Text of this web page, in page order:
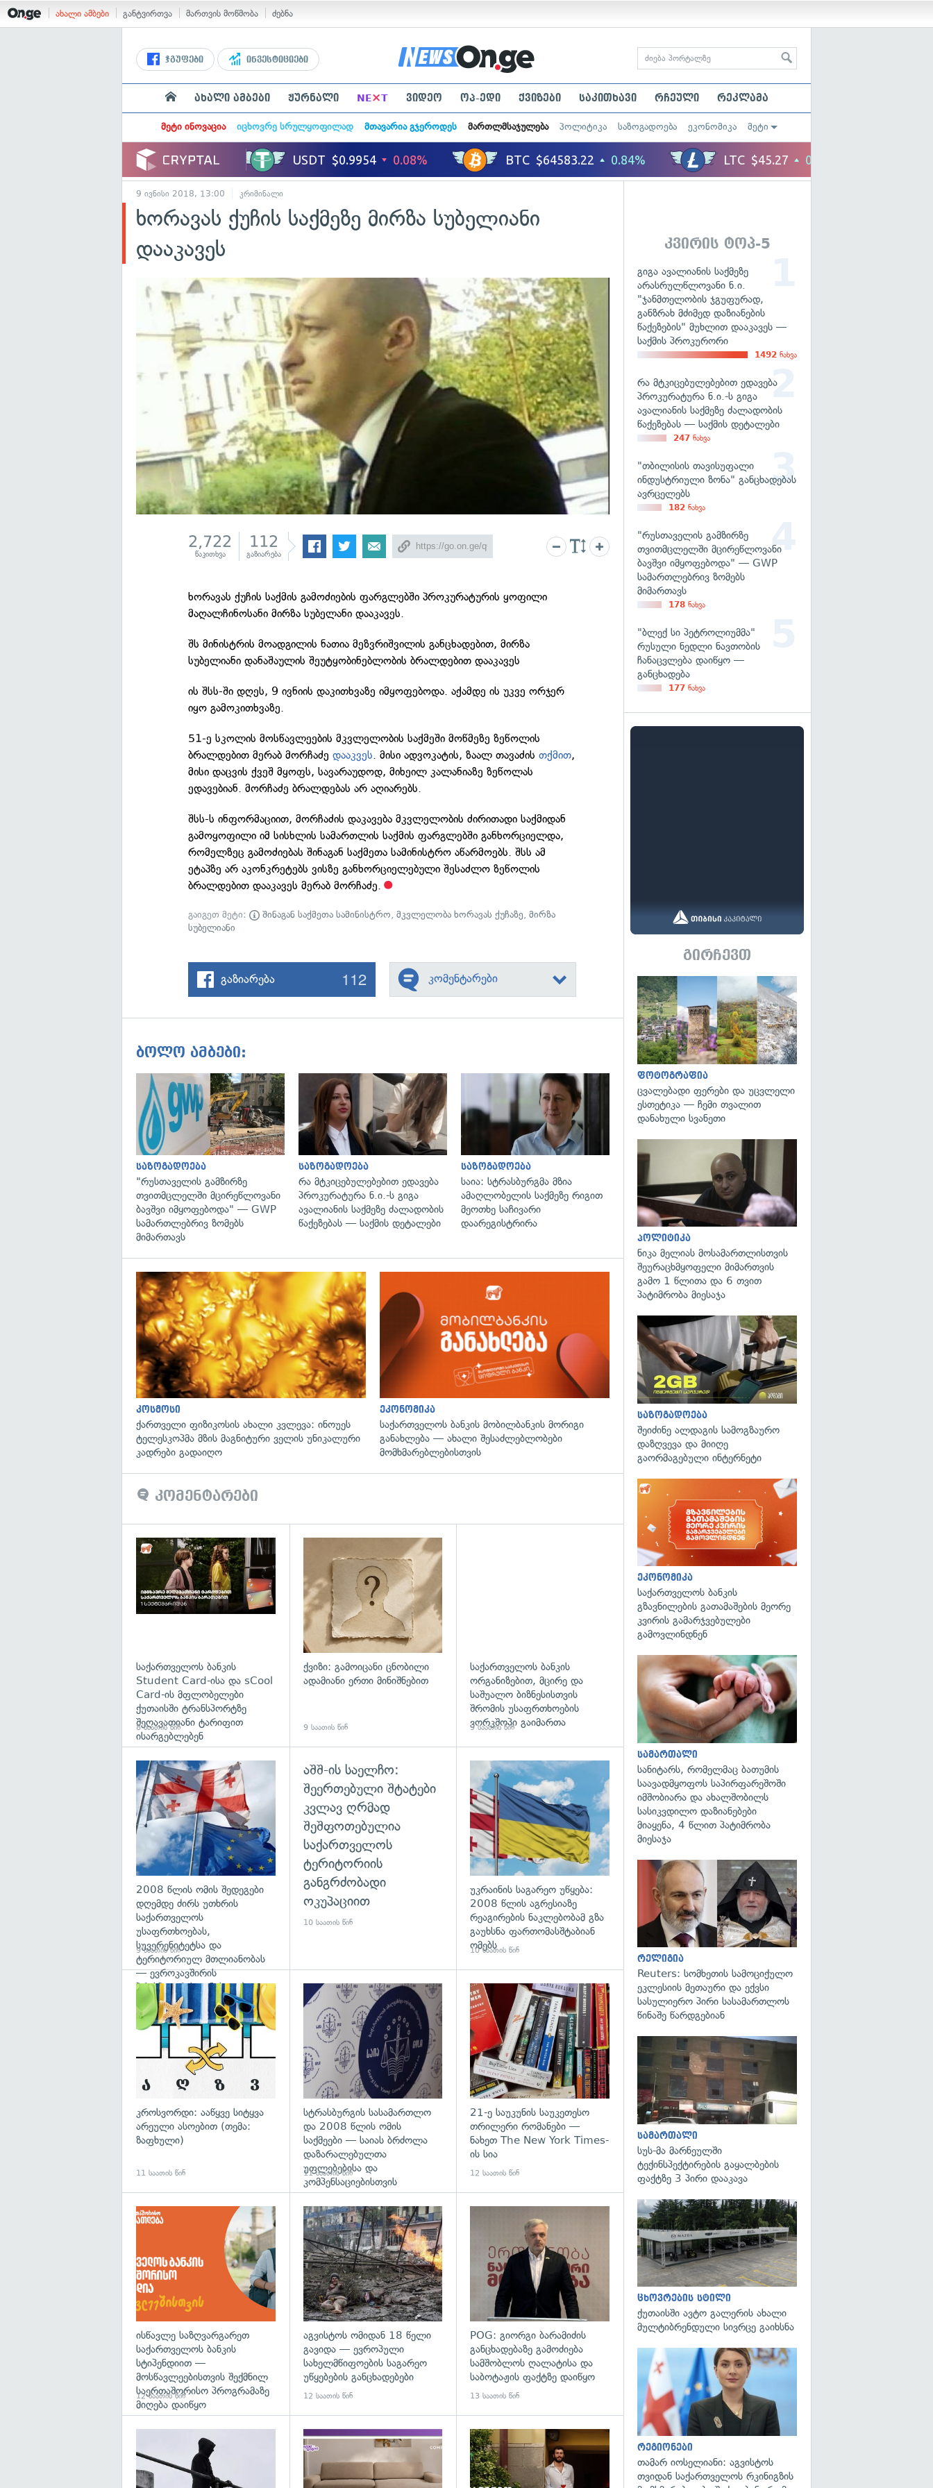
ახალი ამბები განტვირთვა მართვის მოწმობა ძებნა
ჯგუფები ინვესტიციები
ახალი ამბები ჟურნალი NE×T ვიდეო ოპ-ედი ქვიზები საკითხავი რჩეული რეკლამა
მეტი ინოვაცია იცხოვრე სრულყოფილად მთავარია გჯეროდეს მართლმსაჯულება პოლიტიკა საზოგადოება ეკონომიკა მეტი
9 ივნისი 2018, 13:00 კრიმინალი
ხორავას ქუჩის საქმეზე მირზა სუბელიანი
დააკავეს
2,722
წაკითხვა
112
გაზიარება
ხორავას ქუჩის საქმის გამოძიების ფარგლებში პროკურატურის ყოფილი
მაღალჩინოსანი მირზა სუბელანი დააკავეს.
შს მინისტრის მოადგილის ნათია მეზვრიშვილის განცხადებით, მირზა
სუბელიანი დანაშაულის შეუტყობინებლობის ბრალდებით დააკავეს
ის შსს-ში დღეს, 9 ივნიის დაკითხვაზე იმყოფებოდა. აქამდე ის უკვე ორჯერ
იყო გამოკითხვაზე.
51-ე სკოლის მოსწავლეების მკვლელობის საქმეში მოწმეზე ზეწოლის
ბრალდებით მერაბ მორჩაძედააკვეს. მისი ადვოკატის, ზაალ თავაძისთქმით,
მისი დაცვის ქვეშ მყოფს, სავარაუდოდ, მიხეილ კალანიაზე ზეწოლას
ედავებიან. მორჩაძე ბრალდებას არ აღიარებს.
შსს-ს ინფორმაციით, მორჩაძის დაკავება მკვლელობის ძირითადი საქმიდან
გამოყოფილი იმ სისხლის სამართლის საქმის ფარგლებში განხორციელდა,
რომელზეც გამოძიებას შინაგან საქმეთა სამინისტრო აწარმოებს. შსს ამ
ეტაპზე არ აკონკრეტებს ვისზე განხორციელებული შესაძლო ზეწოლის
ბრალდებით დააკავეს მერაბ მორჩაძე.
გაიგეთ მეტი: შინაგან საქმეთა სამინისტრო,მკვლელობა ხორავას ქუჩაზე,მირზა
სუბელიანი
გაზიარება 112 კომენტარები
ბოლო ამბები:
გადახედვა
საზოგადოება
"რუსთაველის გამზირზე
თვითმცლელში მცირეწლოვანი
ბავშვი იმყოფებოდა" — GWP
სამართლებრივ ზომებს
მიმართავს
გადახედვა
საზოგადოება
რა მტკიცებულებებით ედავება
პროკურატურა ნ.ი.-ს გიგა
ავალიანის საქმეზე ძალადობის
წაქეზებას — საქმის დეტალები
გადახედვა
საზოგადოება
საია: სტრასბურგმა მზია
ამაღლობელის საქმეზე რიგით
მეოთხე საჩივარი
დაარეგისტრირა
კოსმოსი
ქართველი ფიზიკოსის ახალი კვლევა: ინოუეს
ტელესკოპმა მზის მაგნიტური ველის უნიკალური
კადრები გადაიღო
ეკონომიკა
საქართველოს ბანკის მობილბანკის მორიგი
განახლება — ახალი შესაძლებლობები
მომხმარებლებისთვის
კომენტარები
საქართველოს ბანკის
Student Card-ისა და sCool
Card-ის მფლობელები
ქუთაისში ტრანსპორტზე
შეღავათიანი ტარიფით
ისარგებლებენ
8 საათის წინ
ქვიზი: გამოიცანი ცნობილი
ადამიანი ერთი მინიშნებით
9 საათის წინ
საქართველოს ბანკის
ორგანიზებით, მცირე და
საშუალო ბიზნესისთვის
შრომის უსაფრთხოების
ვორკშოპი გაიმართა
9 საათის წინ
გადახედვა
2008 წლის ომის შედეგები
დღემდე ძირს უთხრის
საქართველოს
უსაფრთხოებას,
სუვერენიტეტსა და
ტერიტორიულ მთლიანობას
— ევროკავშირის
პრესპიკერის განცხადება
9 საათის წინ
აშშ-ის საელჩო:
შეერთებული შტატები
კვლავ ღრმად
შეშფოთებულია
საქართველოს
ტერიტორიის
განგრძობადი
ოკუპაციით
10 საათის წინ
გადახედვა
უკრაინის საგარეო უწყება:
2008 წლის აგრესიაზე
რეაგირების ნაკლებობამ გზა
გაუხსნა ფართომასშტაბიან
ომებს
10 საათის წინ
გადახედვა
კროსვორდი: ააწყვე სიტყვა
არეული ასოებით (თემა:
ზაფხული)
11 საათის წინ
გადახედვა
სტრასბურგის სასამართლო
და 2008 წლის ომის
საქმეები — საიას ბრძოლა
დაზარალებულთა
უფლებებისა და
კომპენსაციებისთვის
11 საათის წინ
გადახედვა
21-ე საუკუნის საუკეთესო
თრილერი რომანები —
ნახეთ The New York Times-
ის სია
12 საათის წინ
ისწავლე საზღვარგარეთ
საქართველოს ბანკის
სტიპენდიით —
მოსწავლეებისთვის შექმნილ
საერთაშორისო პროგრამაზე
მიღება დაიწყო
12 საათის წინ
აგვისტოს ომიდან 18 წელი
გავიდა — ევროპული
სახელმწიფოების საგარეო
უწყებების განცხადებები
12 საათის წინ
გადახედვა
POG: გიორგი ბარამიძის
განცხადებაზე გამოძიება
სამშობლოს ღალატისა და
საბოტაჟის ფაქტზე დაიწყო
13 საათის წინ
გადახედვა
კვირის ტოპ-5
გიგა ავალიანის საქმეზე
არასრულწლოვანი ნ.ი.
"ჯანმთელობის ჯგუფურად,
განზრახ მძიმედ დაზიანების
წაქეზების" მუხლით დააკავეს —
საქმის პროკურორი
1492 ნახვა
რა მტკიცებულებებით ედავება
პროკურატურა ნ.ი.-ს გიგა
ავალიანის საქმეზე ძალადობის
წაქეზებას — საქმის დეტალები
247 ნახვა
"თბილისის თავისუფალი
ინდუსტრიული ზონა" განცხადებას
ავრცელებს
182 ნახვა
"რუსთაველის გამზირზე
თვითმცლელში მცირეწლოვანი
ბავშვი იმყოფებოდა" — GWP
სამართლებრივ ზომებს
მიმართავს
178 ნახვა
"ბლექ სი პეტროლიუმმა"
რუსული ნედლი ნავთობის
ჩანაცვლება დაიწყო —
განცხადება
177 ნახვა
გირჩევთ
ფოტოგრაფია
ცვალებადი ფერები და უცვლელი
ესთეტიკა — ჩემი თვალით
დანახული სვანეთი
პოლიტიკა
ნიკა მელიას მოსამართლისთვის
შეურაცხმყოფელი მიმართვის
გამო 1 წლითა და 6 თვით
პატიმრობა მიესაჯა
საზოგადოება
შეიძინე ალდაგის სამოგზაურო
დაზღვევა და მიიღე
გაორმაგებული ინტერნეტი
ეკონომიკა
საქართველოს ბანკის
გზავნილების გათამაშების მეორე
კვირის გამარჯვებულები
გამოვლინდნენ
სამართალი
სანიტარს, რომელმაც ბათუმის
საავადმყოფოს საპირფარეშოში
იმშობიარა და ახალშობილს
სასიკვდილო დაზიანებები
მიაყენა, 4 წლით პატიმრობა
მიესაჯა
რელიგია
Reuters: სომხეთის სამოციქულო
ეკლესიის მეთაური და ექვსი
სასულიერო პირი სასამართლოს
წინაშე წარდგებიან
სამართალი
სუს-მა მარნეულში
ტექინსპექტირების გაყალბების
ფაქტზე 3 პირი დააკავა
ცხოვრების სტილი
ქუთაისში ავტო გალერის ახალი
მულტიბრენდული სივრცე გაიხსნა
რეგიონები
თამარ იოსელიანი: აგვისტოს
თვიდან საქართველოს რკინიგზის